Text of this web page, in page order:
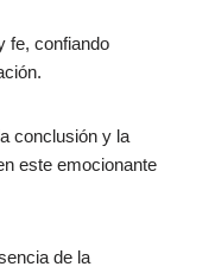
fe, confiando
conclusión y la
este emocionante
de la